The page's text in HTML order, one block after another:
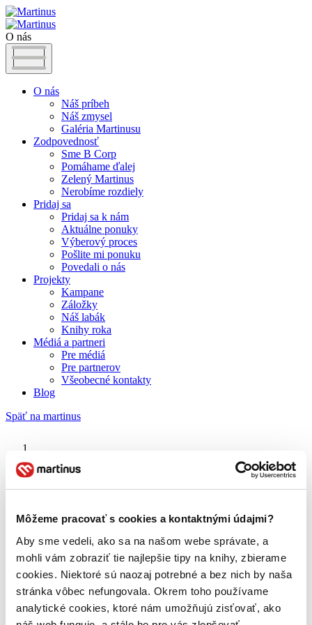
Môžeme pracovať s cookies a kontaktnými údajmi?
Aby sme vedeli, ako sa na našom webe správate, a
mohli vám zobraziť tie najlepšie tipy na knihy, zbierame
cookies. Niektoré sú naozaj potrebné a bez nich by naša
stránka vôbec nefungovala. Okrem toho používame
analytické cookies, ktoré nám umožňujú zisťovať, ako
O nás
O nás
Náš príbeh
Náš zmysel
Galéria Martinusu
Zodpovednosť
Sme B Corp
Pomáhame ďalej
Zelený Martinus
Nerobíme rozdiely
Pridaj sa
Pridaj sa k nám
Aktuálne ponuky
Výberový proces
Pošlite mi ponuku
Povedali o nás
Projekty
Kampane
Záložky
Náš labák
Knihy roka
Médiá a partneri
Pre médiá
Pre partnerov
Všeobecné kontakty
Blog
Späť na martinus
David LaChapelle
O nás
Náš príbeh
Galéria Martinusu
Zodpovednosť
Sme B Corp